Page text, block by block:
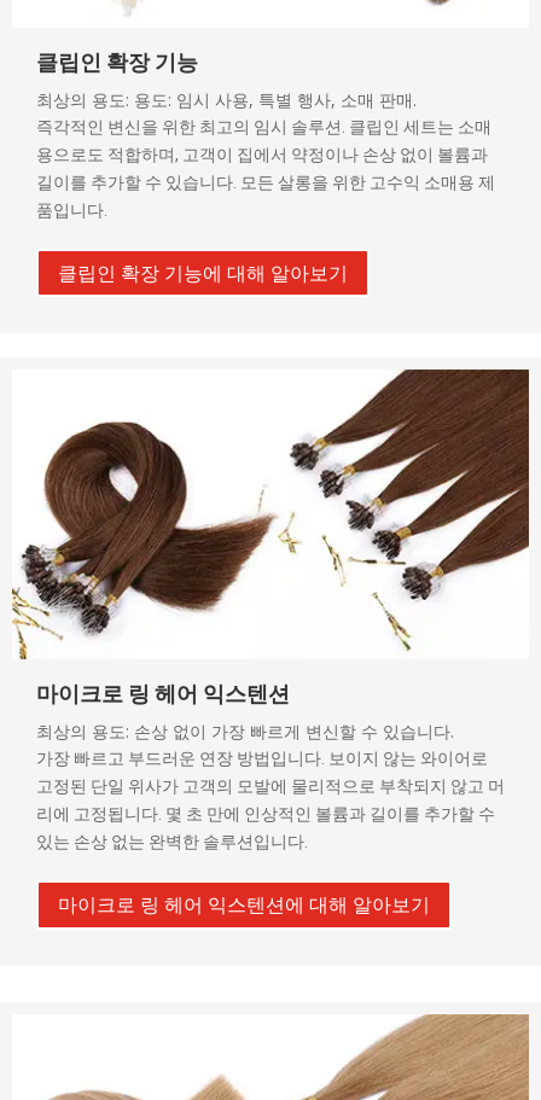
클립인 확장 기능
최상의 용도: 용도: 임시 사용, 특별 행사, 소매 판매.
즉각적인 변신을 위한 최고의 임시 솔루션. 클립인 세트는 소매
용으로도 적합하며, 고객이 집에서 약정이나 손상 없이 볼륨과
길이를 추가할 수 있습니다. 모든 살롱을 위한 고수익 소매용 제
품입니다.
클립인 확장 기능에 대해 알아보기
마이크로 링 헤어 익스텐션
최상의 용도: 손상 없이 가장 빠르게 변신할 수 있습니다.
가장 빠르고 부드러운 연장 방법입니다. 보이지 않는 와이어로
고정된 단일 위사가 고객의 모발에 물리적으로 부착되지 않고 머
리에 고정됩니다. 몇 초 만에 인상적인 볼륨과 길이를 추가할 수
있는 손상 없는 완벽한 솔루션입니다.
마이크로 링 헤어 익스텐션에 대해 알아보기